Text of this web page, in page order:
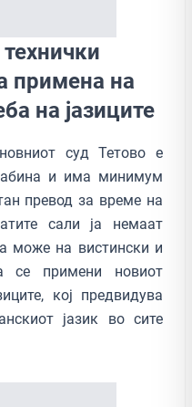
примена на
на јазиците
суд Тетово е
и има минимум
превод за време на
сали ја немаат
може на вистински и
се примени новиот
кој предвидува
јазик во сите